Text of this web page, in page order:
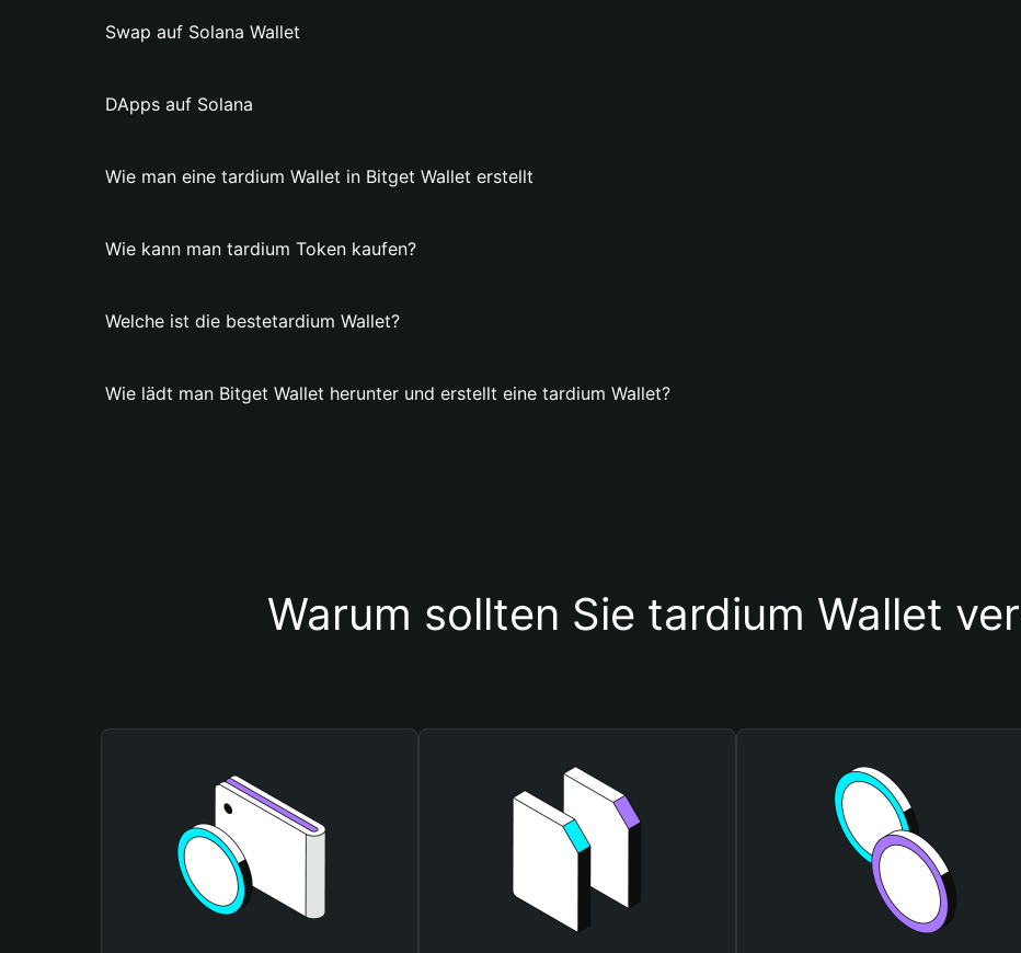
Swap auf Solana Wallet
DApps auf Solana
Wie man eine tardium Wallet in Bitget Wallet erstellt
Wie kann man tardium Token kaufen?
Welche ist die bestetardium Wallet?
Wie lädt man Bitget Wallet herunter und erstellt eine tardium Wallet?
Warum sollten Sie tardium Wallet